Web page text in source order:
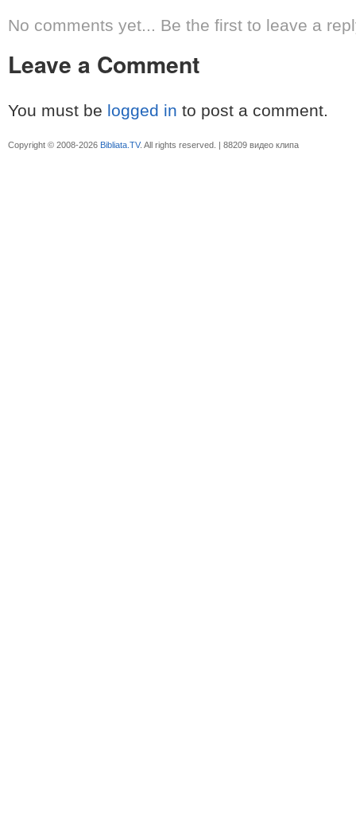
No comments yet... Be the first to leave a
Leave a Comment
You must be logged in to post a comment.
Copyright © 2008-2026 Bibliata.TV. All rights reserved. | 88209 видео клипа